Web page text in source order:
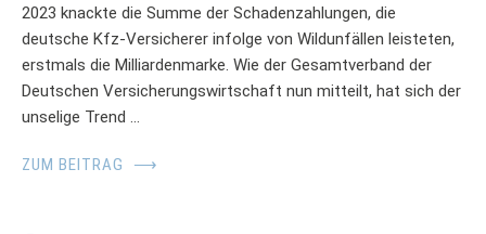
2023 knackte die Summe der Schadenzahlungen, die
deutsche Kfz-Versicherer infolge von Wildunfällen leisteten,
erstmals die Milliardenmarke. Wie der Gesamtverband der
Deutschen Versicherungswirtschaft nun mitteilt, hat sich der
unselige Trend …
ZUM BEITRAG ⟶